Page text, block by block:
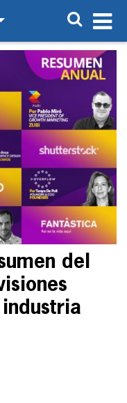
del